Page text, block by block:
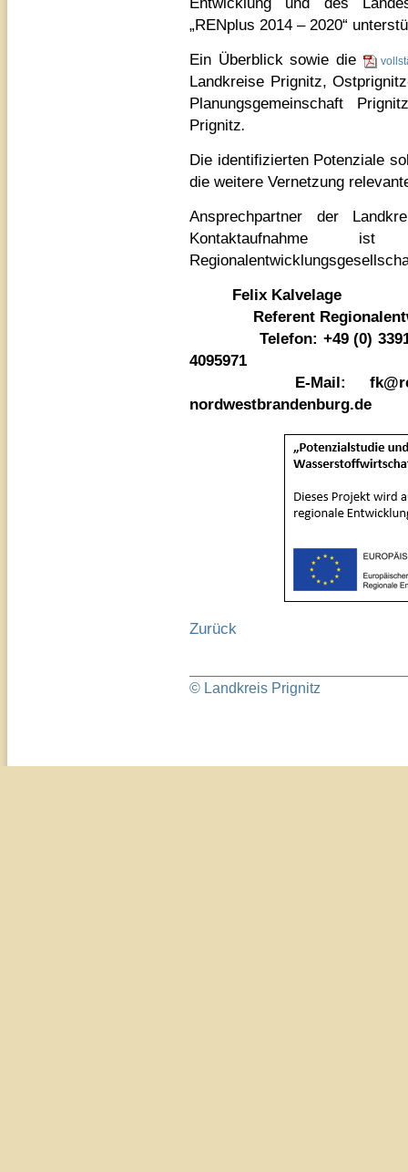
„RENplus 2014 – 2020“
Ein Überblick sowie die
Landkreise Prignitz,
Planungsgemeinschaft
Prignitz.
Die identifizierten Potenziale
die weitere Vernetzung
Ansprechpartner der
Felix Kalvelage
Referent
Telefon: +49 (0) 3391
4095971
E-Mail:
nordwestbrandenburg.de
Zurück
© Landkreis Prignitz